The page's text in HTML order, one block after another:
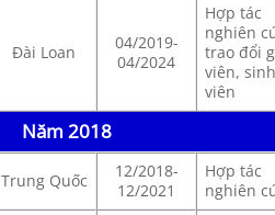
Đài Loan
04/2019-
04/2024
Hợp tác
nghiên
trao đổi
viên,
viên
Năm 2018
Trung Quốc
12/2018-
12/2021
Hợp tác
nghiên